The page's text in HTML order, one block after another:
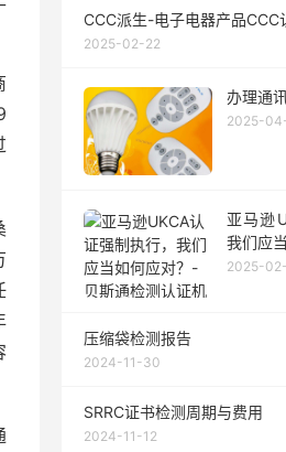
CCC派生-电子电器产品CCC
2025-02-22
办理通
2025-
亚马逊
我们应
2025-
压缩袋检测报告
2024-11-30
SRRC证书检测周期与费用
2024-11-12